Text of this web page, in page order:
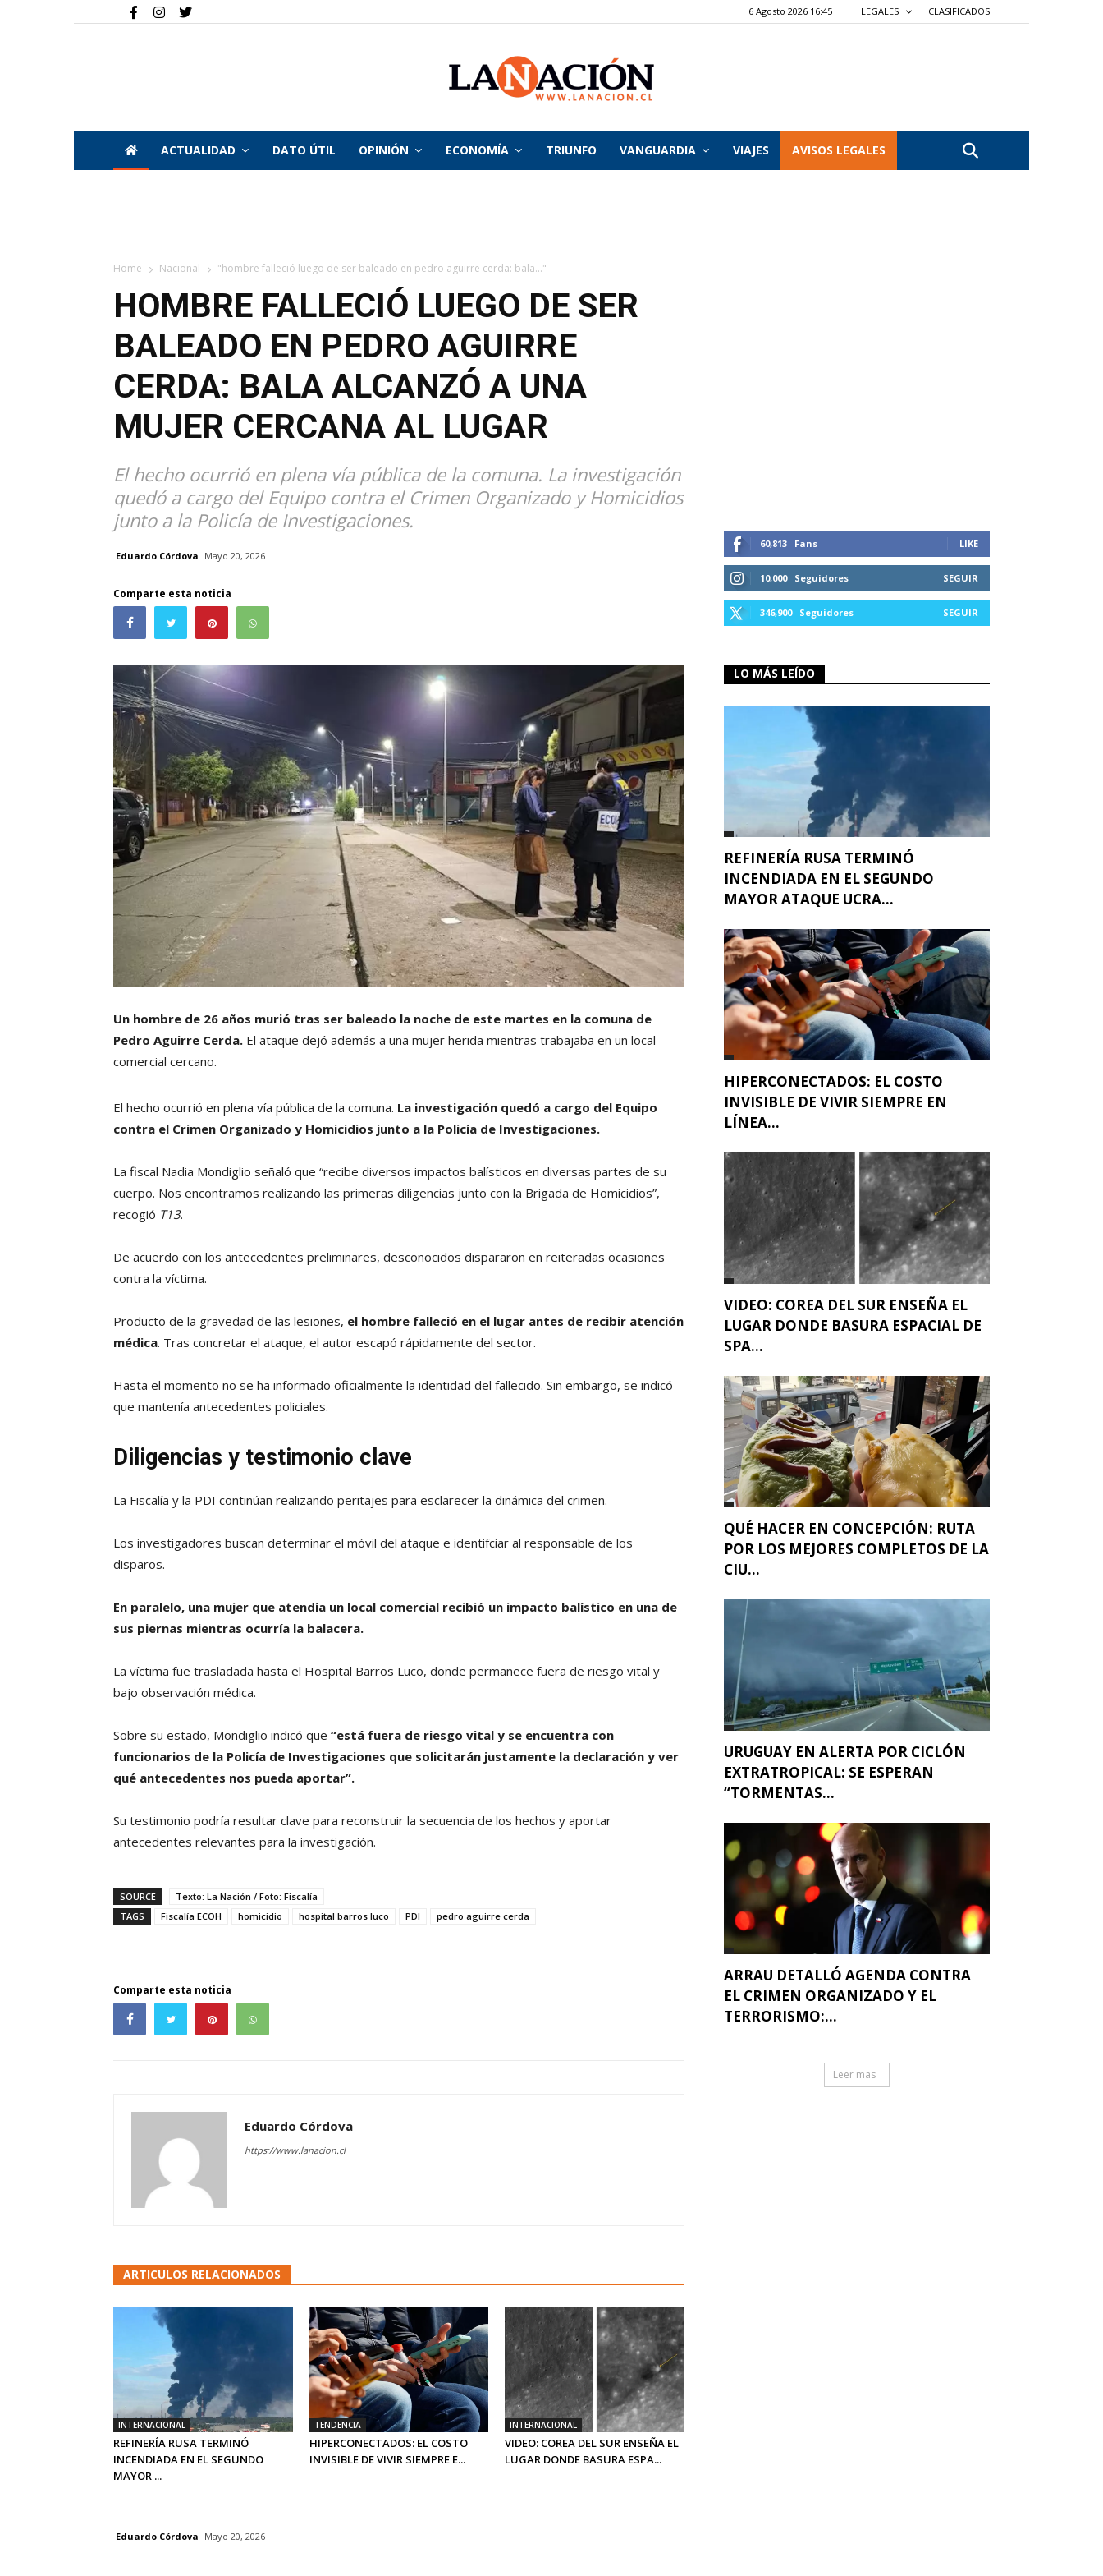
6 Agosto 2026 16:45 LEGALES CLASIFICADOS
La
ACTUALIDAD DATO ÚTIL OPINIÓN ECONOMÍA TRIUNFO VANGUARDIA VIAJES AVISOS LEGALES
Home Nacional "hombre falleció luego de ser baleado en pedro aguirre cerda: bala..."
HOMBRE FALLECIÓ LUEGO DE SER
BALEADO EN PEDRO AGUIRRE
CERDA: BALA ALCANZÓ A UNA
MUJER CERCANA AL LUGAR
El hecho ocurrió en plena vía pública de la comuna. La investigación
quedó a cargo del Equipo contra el Crimen Organizado y Homicidios
junto a la Policía de Investigaciones.
Eduardo Córdova Mayo 20, 2026
Comparte esta noticia
Un hombre de 26 años murió tras ser baleado la noche de este martes en la comuna de
Pedro Aguirre Cerda. El ataque dejó además a una mujer herida mientras trabajaba en un local
comercial cercano.
El hecho ocurrió en plena vía pública de la comuna. La investigación quedó a cargo del Equipo
contra el Crimen Organizado y Homicidios junto a la Policía de Investigaciones.
La fiscal Nadia Mondiglio señaló que “recibe diversos impactos balísticos en diversas partes de su
cuerpo. Nos encontramos realizando las primeras diligencias junto con la Brigada de Homicidios”,
recogió T13.
De acuerdo con los antecedentes preliminares, desconocidos dispararon en reiteradas ocasiones
contra la víctima.
Producto de la gravedad de las lesiones, el hombre falleció en el lugar antes de recibir atención
médica. Tras concretar el ataque, el autor escapó rápidamente del sector.
Hasta el momento no se ha informado oficialmente la identidad del fallecido. Sin embargo, se indicó
que mantenía antecedentes policiales.
Diligencias y testimonio clave
La Fiscalía y la PDI continúan realizando peritajes para esclarecer la dinámica del crimen.
Los investigadores buscan determinar el móvil del ataque e identifciar al responsable de los
disparos.
En paralelo, una mujer que atendía un local comercial recibió un impacto balístico en una de
sus piernas mientras ocurría la balacera.
La víctima fue trasladada hasta el Hospital Barros Luco, donde permanece fuera de riesgo vital y
bajo observación médica.
Sobre su estado, Mondiglio indicó que “está fuera de riesgo vital y se encuentra con
funcionarios de la Policía de Investigaciones que solicitarán justamente la declaración y ver
qué antecedentes nos pueda aportar”.
Su testimonio podría resultar clave para reconstruir la secuencia de los hechos y aportar
antecedentes relevantes para la investigación.
SOURCE
Texto: La Nación / Foto: Fiscalía
TAGS
Fiscalía ECOH homicidio hospital barros luco PDI pedro aguirre cerda
Comparte esta noticia
Eduardo Córdova
https://www.lanacion.cl
ARTICULOS RELACIONADOS
INTERNACIONAL
REFINERÍA RUSA TERMINÓ
INCENDIADA EN EL SEGUNDO
MAYOR ...
TENDENCIA
HIPERCONECTADOS: EL COSTO
INVISIBLE DE VIVIR SIEMPRE E...
INTERNACIONAL
VIDEO: COREA DEL SUR ENSEÑA EL
LUGAR DONDE BASURA ESPA...
60,813 Fans LIKE
10,000 Seguidores SEGUIR
346,900 Seguidores SEGUIR
LO MÁS LEÍDO
REFINERÍA RUSA TERMINÓ
INCENDIADA EN EL SEGUNDO
MAYOR ATAQUE UCRA...
HIPERCONECTADOS: EL COSTO
INVISIBLE DE VIVIR SIEMPRE EN
LÍNEA...
VIDEO: COREA DEL SUR ENSEÑA EL
LUGAR DONDE BASURA ESPACIAL DE
SPA...
QUÉ HACER EN CONCEPCIÓN: RUTA
POR LOS MEJORES COMPLETOS DE LA
CIU...
URUGUAY EN ALERTA POR CICLÓN
EXTRATROPICAL: SE ESPERAN
“TORMENTAS...
ARRAU DETALLÓ AGENDA CONTRA
EL CRIMEN ORGANIZADO Y EL
TERRORISMO:...
Leer mas
Eduardo Córdova Mayo 20, 2026